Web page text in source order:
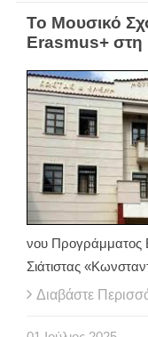
Το Μουσικό
Erasmus+
νου Προγράμματος
Σιάτιστας
Διαβάστε